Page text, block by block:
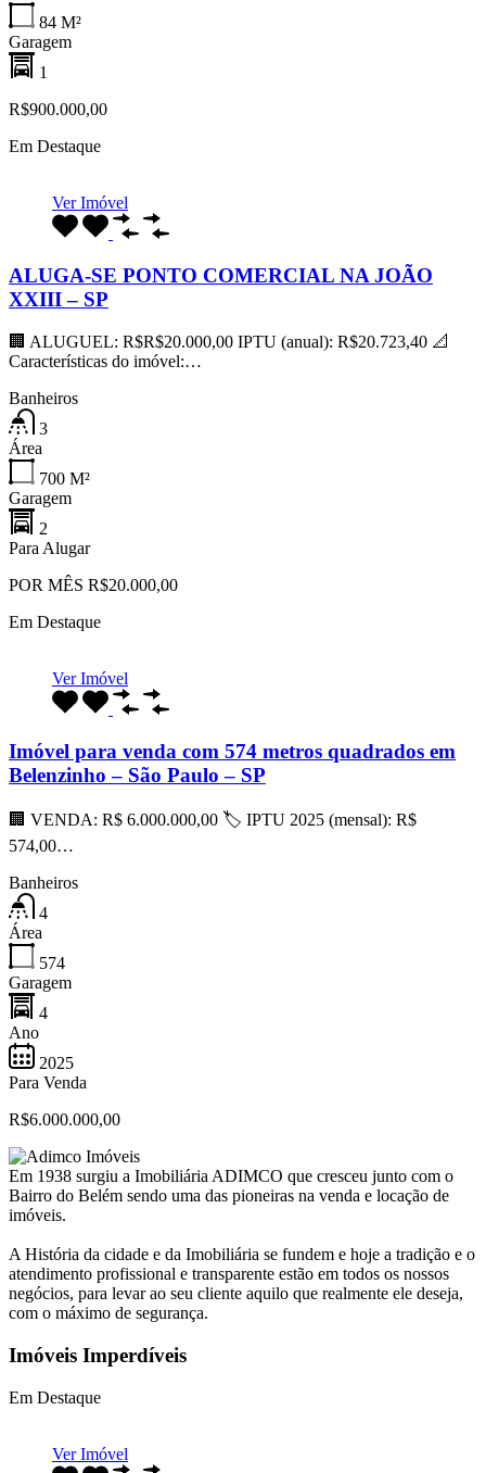
84 M²
Garagem
1
R$900.000,00
Em Destaque
Ver Imóvel
ALUGA-SE PONTO COMERCIAL NA JOÃO
XXIII – SP
🏢 ALUGUEL: R$R$20.000,00 IPTU (anual): R$20.723,40 📐
Características do imóvel:…
Banheiros
3
Área
700 M²
Garagem
2
Para Alugar
POR MÊS R$20.000,00
Em Destaque
Ver Imóvel
Imóvel para venda com 574 metros quadrados em
Belenzinho – São Paulo – SP
🏢 VENDA: R$ 6.000.000,00 🏷 IPTU 2025 (mensal): R$
574,00…
Banheiros
4
Área
574
Garagem
4
Ano
2025
Para Venda
R$6.000.000,00
Em 1938 surgiu a Imobiliária ADIMCO que cresceu junto com o
Bairro do Belém sendo uma das pioneiras na venda e locação de
imóveis.
A História da cidade e da Imobiliária se fundem e hoje a tradição e o
atendimento profissional e transparente estão em todos os nossos
negócios, para levar ao seu cliente aquilo que realmente ele deseja,
com o máximo de segurança.
Imóveis Imperdíveis
Em Destaque
Ver Imóvel